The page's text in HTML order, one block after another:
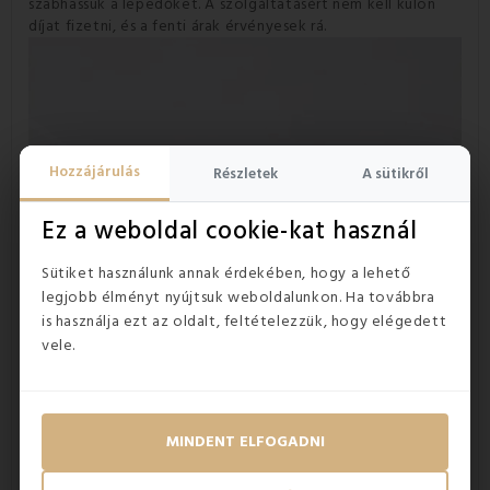
Hozzájárulás Részletek A sütikről
Ez a weboldal cookie-kat használ
Sütiket használunk annak érdekében, hogy a lehető
legjobb élményt nyújtsuk weboldalunkon. Ha továbbra
is használja ezt az oldalt, feltételezzük, hogy elégedett
vele.
MINDENT ELFOGADNI
díjat fizetni, és a fenti árak érvényesek rá.